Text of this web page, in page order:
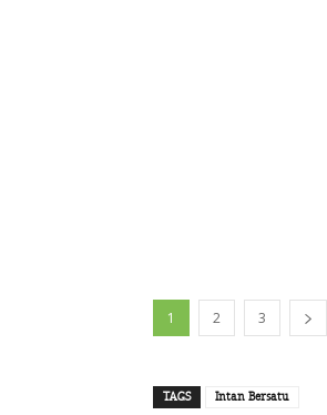
1 2 3
TAGS Intan Bersatu